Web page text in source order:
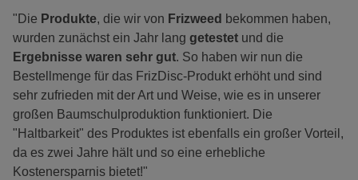
"Die Produkte, die wir von Frizweed bekommen haben,
wurden zunächst ein Jahr lang getestet und die
Ergebnisse waren sehr gut. So haben wir nun die
Bestellmenge für das FrizDisc-Produkt erhöht und sind
sehr zufrieden mit der Art und Weise, wie es in unserer
großen Baumschulproduktion funktioniert. Die
"Haltbarkeit" des Produktes ist ebenfalls ein großer Vorteil,
da es zwei Jahre hält und so eine erhebliche
Kostenersparnis bietet!"